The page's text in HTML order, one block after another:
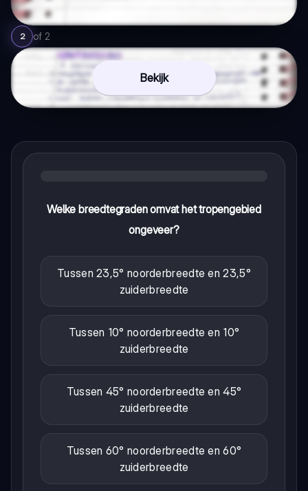
2 of 2
Bekijk
Welke breedtegraden omvat het tropengebied
ongeveer?
Tussen 23,5° noorderbreedte en 23,5°
zuiderbreedte
Tussen 10° noorderbreedte en 10°
zuiderbreedte
Tussen 45° noorderbreedte en 45°
zuiderbreedte
Tussen 60° noorderbreedte en 60°
zuiderbreedte